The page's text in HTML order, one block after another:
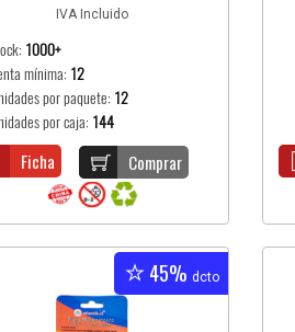
IVA Incluido
1000+
mínima: 12
por paquete: 12
por caja: 144
Comprar
Ficha
45% dcto